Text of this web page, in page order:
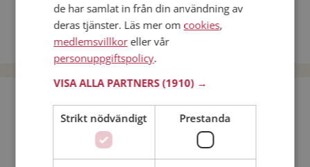
Andra singlar från Stockholm
Dejta män i Sverige
Dejta kvinnor i Sverige
Bli medlem utan kostnad!
Kvinna
de har samlat in från din användning av
deras tjänster. Läs mer om cookies,
medlemsvillkoreller vår
personuppgiftspolicy.
VISA ALLA PARTNERS(1910) →
Strikt nödvändigt Prestanda